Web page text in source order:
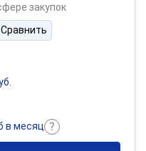
закупок
Сравнить
в месяц